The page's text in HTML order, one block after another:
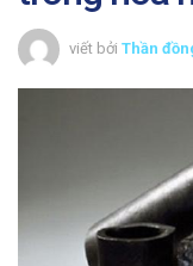
viết bởi Thần